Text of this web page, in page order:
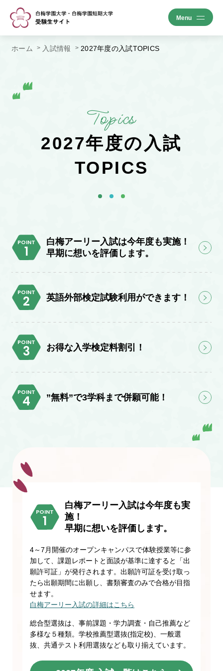
ホーム 入試情報 2027年度の入試TOPICS
Topics
2027年度の入試
TOPICS
POINT
白梅アーリー入試は今年度も実施！
早期に想いを評価します。
POINT
英語外部検定試験利用ができます！
POINT
お得な入学検定料割引！
POINT
”無料”で3学科まで併願可能！
POINT
白梅アーリー入試は今年度も実
施！
早期に想いを評価します。
4～7月開催のオープンキャンパスで体験授業等に参
加して、課題レポートと面談が基準に達すると「出
願許可証」が発行されます。出願許可証を受け取っ
たら出願期間に出願し、書類審査のみで合格が目指
せます。
白梅アーリー入試の詳細はこちら
総合型選抜は、事前課題・学力調査・自己推薦など
多様な５種類。学校推薦型選抜(指定校)、一般選
抜、共通テスト利用選抜なども取り揃えています。